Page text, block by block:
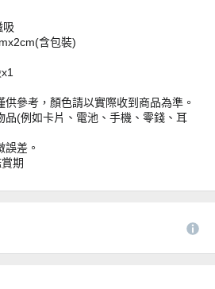
吸
含包裝)
參考，顏色請以實際收到商品為準。
品(例如卡片、電池、手機、零錢、耳
差。
期